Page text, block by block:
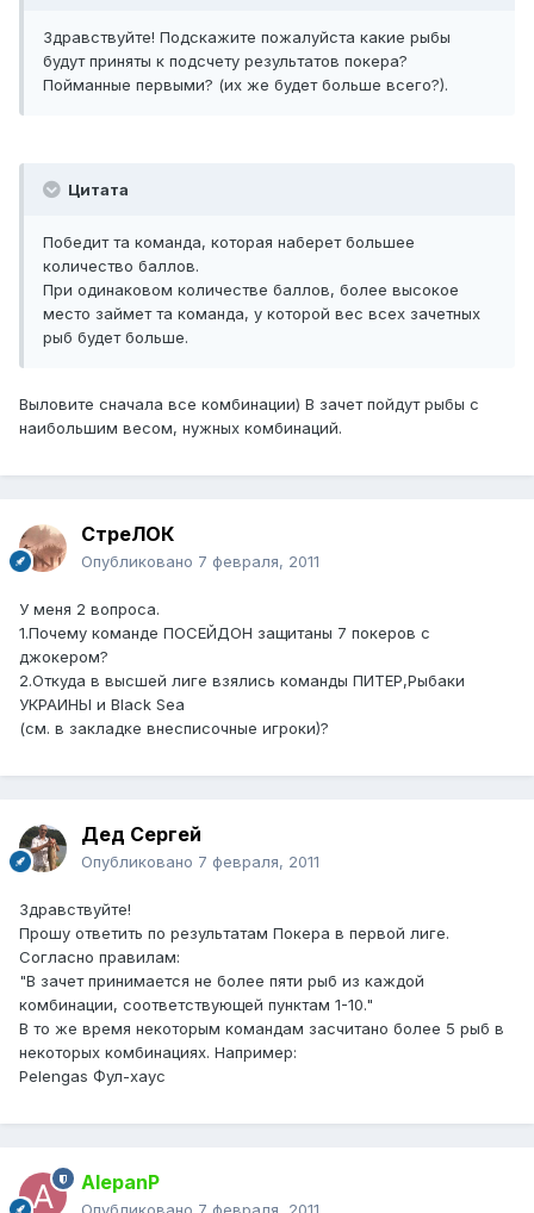
Здравствуйте! Подскажите пожалуйста какие рыбы
будут приняты к подсчету результатов покера?
Пойманные первыми? (их же будет больше всего?).
Цитата
Победит та команда, которая наберет большее
количество баллов.
При одинаковом количестве баллов, более высокое
место займет та команда, у которой вес всех зачетных
рыб будет больше.
Выловите сначала все комбинации) В зачет пойдут рыбы с
наибольшим весом, нужных комбинаций.
СтреЛОК
Опубликовано 7 февраля, 2011
У меня 2 вопроса.
1.Почему команде ПОСЕЙДОН защитаны 7 покеров с
джокером?
2.Откуда в высшей лиге взялись команды ПИТЕР,Рыбаки
УКРАИНЫ и Black Sea
(см. в закладке внесписочные игроки)?
Дед Сергей
Опубликовано 7 февраля, 2011
Здравствуйте!
Прошу ответить по результатам Покера в первой лиге.
Согласно правилам:
"В зачет принимается не более пяти рыб из каждой
комбинации, соответствующей пунктам 1-10."
В то же время некоторым командам засчитано более 5 рыб в
некоторых комбинациях. Например:
Pelengas Фул-хаус
AlepanP